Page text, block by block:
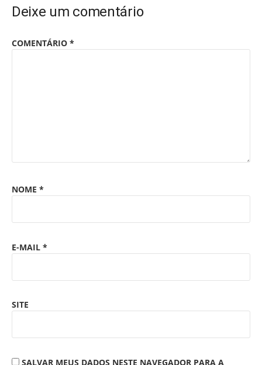
Deixe um comentário
COMENTÁRIO *
NOME *
E-MAIL *
SITE
SALVAR MEUS DADOS NESTE NAVEGADOR PARA A